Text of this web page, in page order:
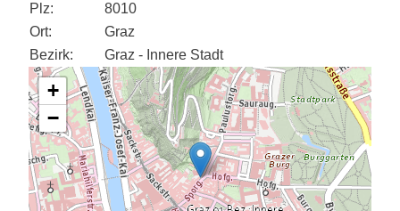
Plz:
8010
Ort:
Graz
Bezirk:
Graz - Innere Stadt